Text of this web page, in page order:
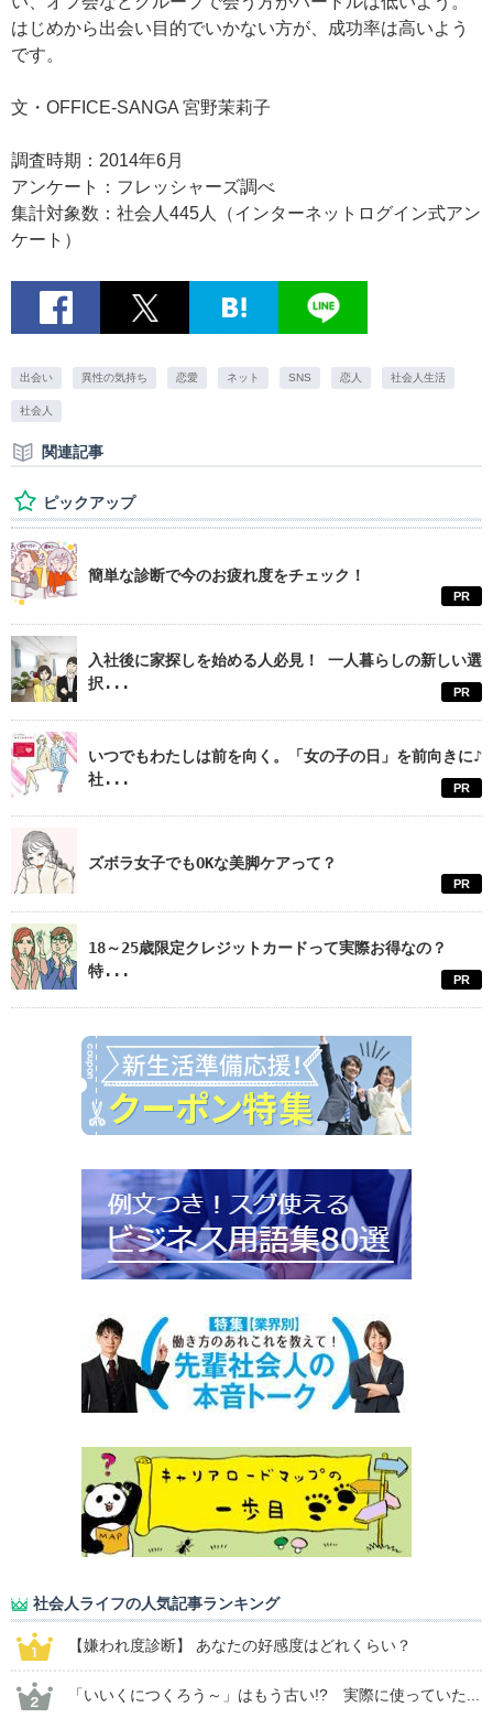
はじめから出会い目的でいかない方が、成功率は高いよう
です。
文・OFFICE-SANGA 宮野茉莉子
調査時期：2014年6月
アンケート：フレッシャーズ調べ
集計対象数：社会人445人（インターネットログイン式アン
ケート）
出会い 異性の気持ち 恋愛 ネット SNS 恋人 社会人生活
社会人
関連記事
ピックアップ
簡単な診断で今のお疲れ度をチェック！
PR
入社後に家探しを始める人必見！ 一人暮らしの新しい選
択...
PR
いつでもわたしは前を向く。「女の子の日」を前向きに♪
社...
PR
ズボラ女子でもOKな美脚ケアって？
PR
18～25歳限定クレジットカードって実際お得なの？
特...
PR
社会人ライフの人気記事ランキング
【嫌われ度診断】 あなたの好感度はどれくらい？
「いいくにつくろう～」はもう古い!? 実際に使っていた...